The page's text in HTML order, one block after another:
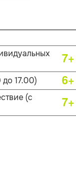
7+
17.00) 6+
(с
7+